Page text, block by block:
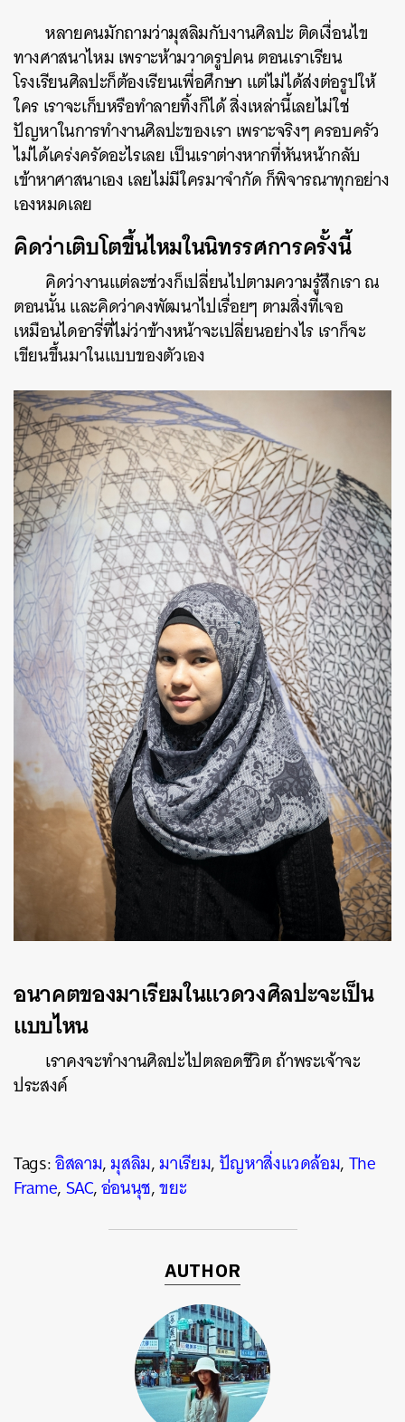
หลายคนมักถามว่ามุสลิมกับงานศิลปะ ติดเงื่อนไข
ทางศาสนาไหม เพราะห้ามวาดรูปคน ตอนเราเรียน
โรงเรียนศิลปะก็ต้องเรียนเพื่อศึกษา แต่ไม่ได้ส่งต่อรูปให้
ใคร เราจะเก็บหรือทำลายทิ้งก็ได้ สิ่งเหล่านี้เลยไม่ใช่
ปัญหาในการทำงานศิลปะของเรา เพราะจริงๆ ครอบครัว
ไม่ได้เคร่งครัดอะไรเลย เป็นเราต่างหากที่หันหน้ากลับ
เข้าหาศาสนาเอง เลยไม่มีใครมาจำกัด ก็พิจารณาทุกอย่าง
เองหมดเลย
คิดว่าเติบโตขึ้นไหมในนิทรรศการครั้งนี้
คิดว่างานแต่ละช่วงก็เปลี่ยนไปตามความรู้สึกเรา ณ
ตอนนั้น และคิดว่าคงพัฒนาไปเรื่อยๆ ตามสิ่งที่เจอ
เหมือนไดอารี่ที่ไม่ว่าข้างหน้าจะเปลี่ยนอย่างไร เราก็จะ
เขียนขึ้นมาในแบบของตัวเอง
อนาคตของมาเรียมในแวดวงศิลปะจะเป็น
แบบไหน
เราคงจะทำงานศิลปะไปตลอดชีวิต ถ้าพระเจ้าจะ
ประสงค์
Tags:อิสลาม,มุสลิม,มาเรียม,ปัญหาสิ่งแวดล้อม,The
Frame,SAC,อ่อนนุช,ขยะ
AUTHOR